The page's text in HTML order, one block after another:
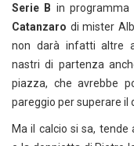
Serie B in programma
Catanzaro di mister
non darà infatti altre
nastri di partenza
piazza, che avrebbe
pareggio per superare il
Ma il calcio si sa,